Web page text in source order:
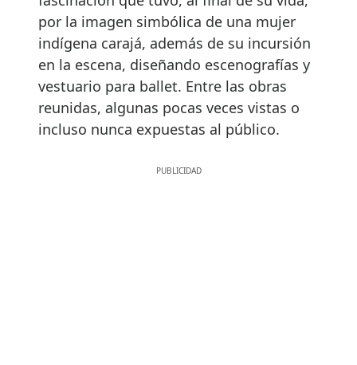
por la imagen simbólica de una mujer
indígena carajá, además de su incursión
en la escena, diseñando escenografías y
vestuario para ballet. Entre las obras
reunidas, algunas pocas veces vistas o
incluso nunca expuestas al público.